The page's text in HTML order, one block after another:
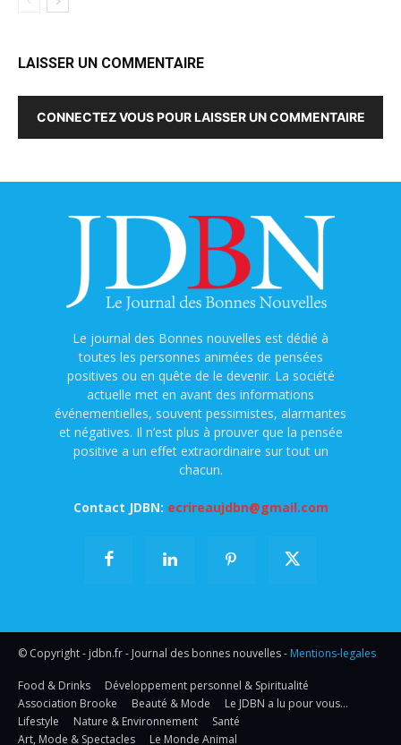
LAISSER UN COMMENTAIRE
CONNECTEZ VOUS POUR LAISSER UN COMMENTAIRE
Le journal des Bonnes nouvelles est dédié à
toutes les personnes animées de pensées
positives ou en quête de le devenir. La société
actuelle met en avant des informations
événementielles, souvent pessimistes, alarmantes
et négatives. Il n’est plus à prouver que la pensée
positive a un effet extraordinaire sur tout un
chacun.
Contact JDBN: ecrireaujdbn@gmail.com
© Copyright - jdbn.fr - Journal des bonnes nouvelles - Mentions-legales
Food & Drinks
Développement personnel & Spiritualité
Association Brooke
Beauté & Mode
Le JDBN a lu pour vous…
Lifestyle
Nature & Environnement
Santé
Art, Mode & Spectacles
Le Monde Animal